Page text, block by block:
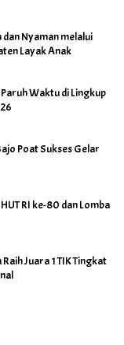
Nyaman melalui
Layak Anak
Waktu di Lingkup
Poat Sukses Gelar
RI ke-80 dan Lomba
Juara 1 TIK Tingkat